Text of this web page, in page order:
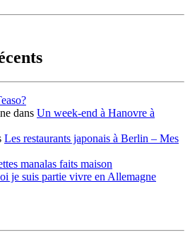
dans Un week-end à Hanovre à
Les restaurants japonais à Berlin – Mes
manalas faits maison
je suis partie vivre en Allemagne